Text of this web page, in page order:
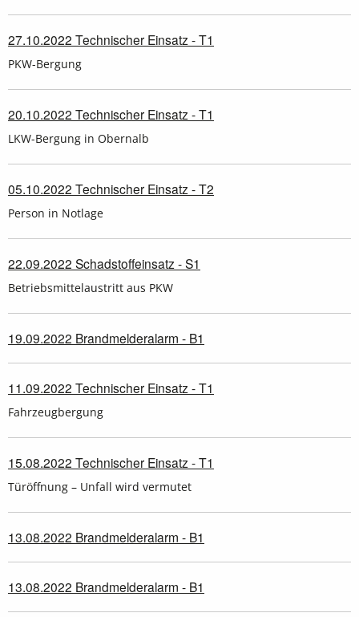
27.10.2022 Technischer Einsatz - T1
PKW-Bergung
20.10.2022 Technischer Einsatz - T1
LKW-Bergung in Obernalb
05.10.2022 Technischer Einsatz - T2
Person in Notlage
22.09.2022 Schadstoffeinsatz - S1
Betriebsmittelaustritt aus PKW
19.09.2022 Brandmelderalarm - B1
11.09.2022 Technischer Einsatz - T1
Fahrzeugbergung
15.08.2022 Technischer Einsatz - T1
Türöffnung – Unfall wird vermutet
13.08.2022 Brandmelderalarm - B1
13.08.2022 Brandmelderalarm - B1